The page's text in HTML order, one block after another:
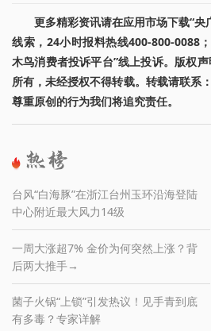
更多精彩资讯请在应用市场下载“央
线索，24小时报料热线400-800-0088
木鸟消费者投诉平台”线上投诉。版权
所有，未经授权不得转载。转载请联
尊重原创的行为我们将追究责任。
台风“白海豚”在浙江台州玉环沿海登陆
中心附近最大风力14级
一周大涨超7% 金价为何突然上涨？背
后两大推手→
菌子火锅“上锁”引发热议！见手青到底
有多毒？专家详解